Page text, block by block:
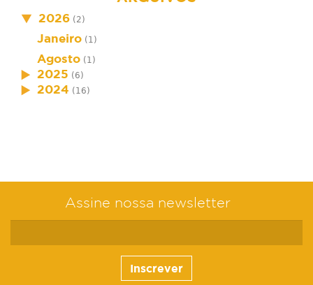
2026 (2)
Janeiro (1)
Agosto (1)
2025 (6)
2024 (16)
Assine nossa newsletter
Inscrever